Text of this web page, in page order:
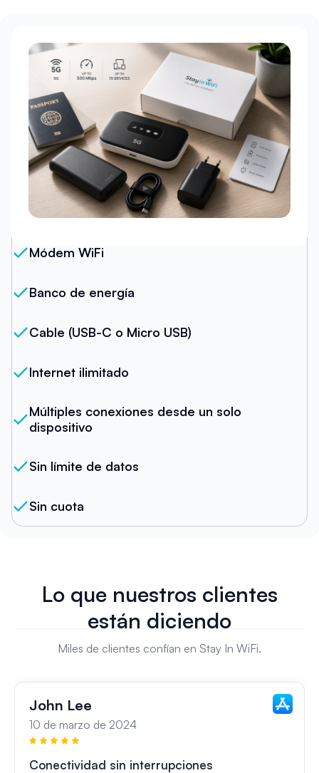
Nuestro Paquete
Módem WiFi
Banco de energía
Cable (USB-C o Micro USB)
Internet ilimitado
Múltiples conexiones desde un solo
dispositivo
Sin límite de datos
Sin cuota
Lo que nuestros clientes
están diciendo
Miles de clientes confían en Stay In WiFi.
John Lee
10 de marzo de 2024
Conectividad sin interrupciones